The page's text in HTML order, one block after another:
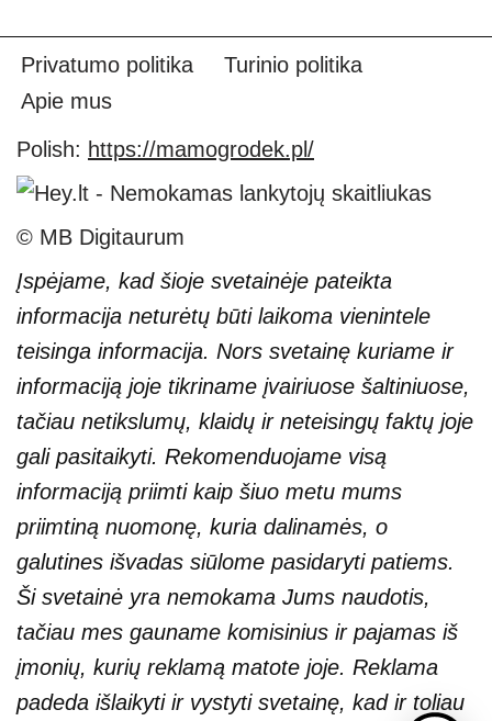
Privatumo politika
Turinio politika
Apie mus
Polish: https://mamogrodek.pl/
© MB Digitaurum
Įspėjame, kad šioje svetainėje pateikta
informacija neturėtų būti laikoma vienintele
teisinga informacija. Nors svetainę kuriame ir
informaciją joje tikriname įvairiuose šaltiniuose,
tačiau netikslumų, klaidų ir neteisingų faktų joje
gali pasitaikyti. Rekomenduojame visą
informaciją priimti kaip šiuo metu mums
priimtiną nuomonę, kuria dalinamės, o
galutines išvadas siūlome pasidaryti patiems.
Ši svetainė yra nemokama Jums naudotis,
tačiau mes gauname komisinius ir pajamas iš
įmonių, kurių reklamą matote joje. Reklama
padeda išlaikyti ir vystyti svetainę, kad ir toliau